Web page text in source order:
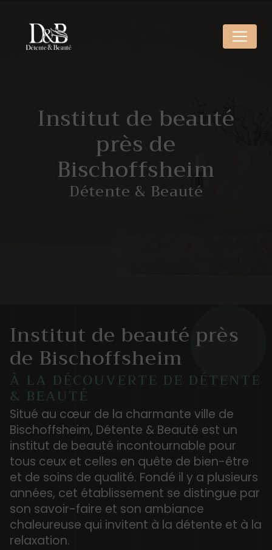
Institut de beauté
près de
Bischoffsheim
Détente & Beauté
Institut de beauté près
de Bischoffsheim
À LA DÉCOUVERTE DE DÉTENTE
& BEAUTÉ
Situé au cœur de la charmante ville de
Bischoffsheim, Détente & Beauté est un
institut de beauté incontournable pour
tous ceux et celles en quête de bien-être
et de soins de qualité. Fondé il y a plusieurs
années, cet établissement se distingue par
son savoir-faire et son ambiance
chaleureuse qui invitent à la détente et à la
relaxation.